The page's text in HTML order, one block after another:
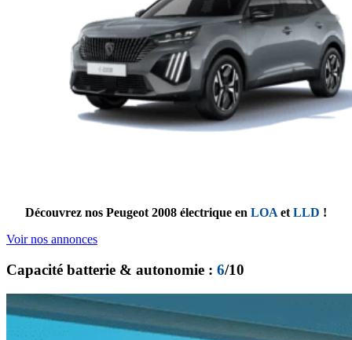
Découvrez nos Peugeot 2008 électrique en LOA et LLD !
Voir nos annonces
Capacité batterie & autonomie : 6/10